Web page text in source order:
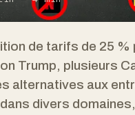
de tarifs de 25 %
Trump, plusieurs
alternatives aux
divers